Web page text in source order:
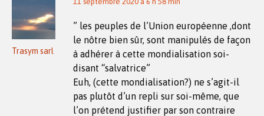
Trasym sarl
” les peuples de l’Union européenne ,dont
le nôtre bien sûr, sont manipulés de façon
à adhérer à cette mondialisation soi-
disant “salvatrice”
Euh, (cette mondialisation?) ne s’agit-il
pas plutôt d’un repli sur soi-même, que
l’on prétend justifier par son contraire